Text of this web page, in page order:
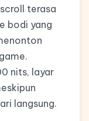
terasa
bodi yang
nits, layar
langsung.